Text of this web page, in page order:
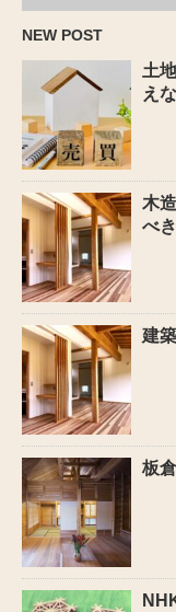
NEW POST
土
え
木
べ
建
板